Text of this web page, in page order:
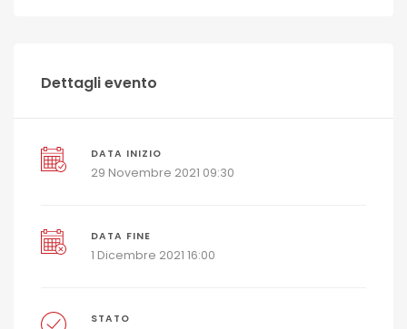
Dettagli evento
DATA INIZIO
29 Novembre 2021 09:30
DATA FINE
1 Dicembre 2021 16:00
STATO